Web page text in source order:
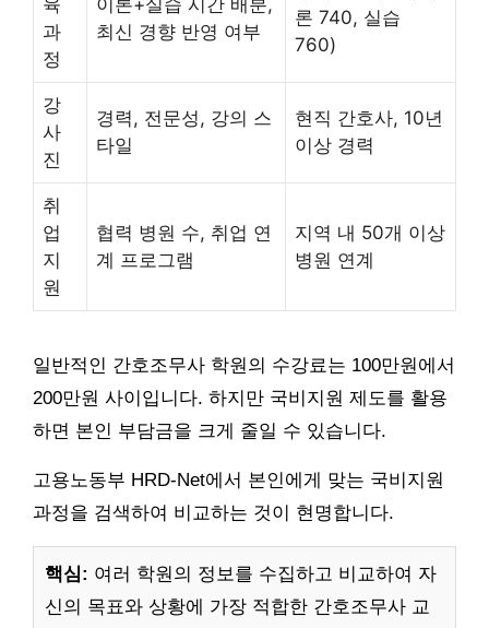
육
과
정
이론+실습 시간 배분,
최신 경향 반영 여부
론 740, 실습
760)
강
사
진
경력, 전문성, 강의 스
타일
현직 간호사, 10년
이상 경력
취
업
지
원
협력 병원 수, 취업 연
계 프로그램
지역 내 50개 이상
병원 연계
일반적인 간호조무사 학원의 수강료는 100만원에서
200만원 사이입니다. 하지만 국비지원 제도를 활용
하면 본인 부담금을 크게 줄일 수 있습니다.
고용노동부 HRD-Net에서 본인에게 맞는 국비지원
과정을 검색하여 비교하는 것이 현명합니다.
핵심: 여러 학원의 정보를 수집하고 비교하여 자
신의 목표와 상황에 가장 적합한 간호조무사 교